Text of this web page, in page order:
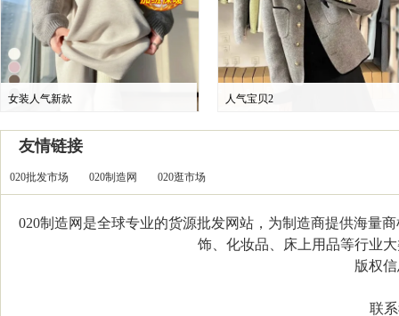
女装人气新款 人气宝贝2
友情链接
020批发市场 020制造网 020逛市场
020制造网是全球专业的货源批发网站，为制造商提供海量
饰、化妆品、床上用品等行业
版权信
联